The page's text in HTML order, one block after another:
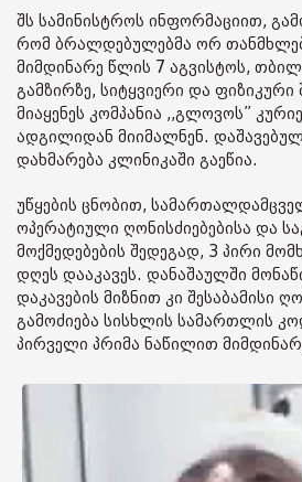
შს სამინისტროს ინფორმაციით,
რომ ბრალდებულებმა ორ
მიმდინარე წლის 7 აგვისტოს,
გამზირზე, სიტყვიერი და ფიზიკური
მიაყენეს კომპანია ,,გლოვოს”
ადგილიდან მიიმალნენ.
დახმარება კლინიკაში გაეწია.
უწყების ცნობით,
ოპერატიული ღონისძიებებისა და
მოქმედებების შედეგად, 3 პირი
დღეს დააკავეს. დანაშაულში
დაკავების მიზნით კი შესაბამისი
გამოძიება სისხლის სამართლის
პირველი პრიმა ნაწილით